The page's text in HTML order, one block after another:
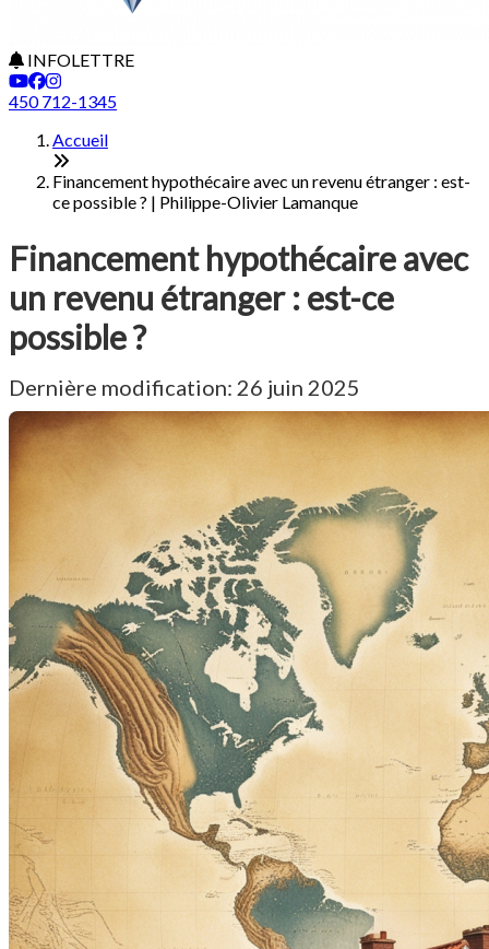
INFOLETTRE
450 712-1345
Accueil
Financement hypothécaire avec un revenu étranger : est-
ce possible ? | Philippe-Olivier Lamanque
Financement hypothécaire avec
un revenu étranger : est-ce
possible ?
Dernière modification: 26 juin 2025